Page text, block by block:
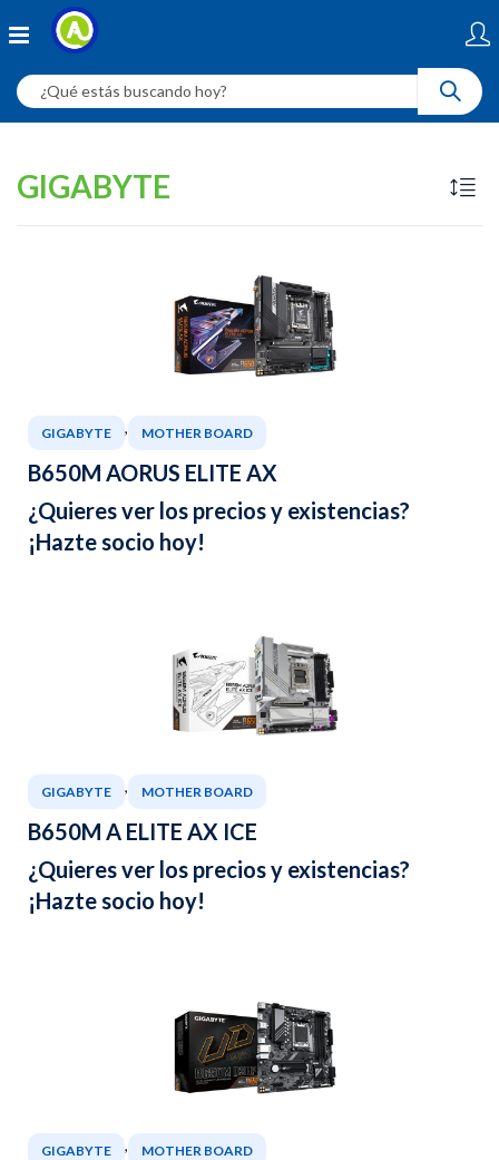
GIGABYTE
GIGABYTE , MOTHER BOARD
B650M AORUS ELITE AX
¿Quieres ver los precios y existencias?
¡Hazte socio hoy!
GIGABYTE , MOTHER BOARD
B650M A ELITE AX ICE
¿Quieres ver los precios y existencias?
¡Hazte socio hoy!
GIGABYTE , MOTHER BOARD